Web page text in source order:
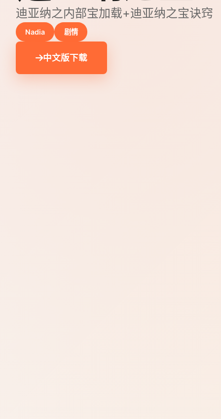
迪亚纳之内部宝加载+迪亚纳之宝诀窍
Nadia 剧情
中文版下载